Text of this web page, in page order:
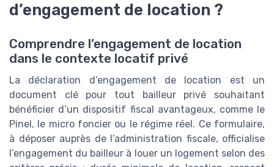
d’engagement de location ?
Comprendre l’engagement de location
dans le contexte locatif privé
La déclaration d’engagement de location est un
document clé pour tout bailleur privé souhaitant
bénéficier d’un dispositif fiscal avantageux, comme le
Pinel, le micro foncier ou le régime réel. Ce formulaire,
à déposer auprès de l’administration fiscale, officialise
l’engagement du bailleur à louer un logement selon des